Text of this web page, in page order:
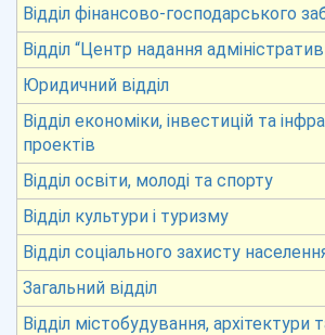
Відділ фінансово-господарського
Відділ “Центр надання
Юридичний відділ
Відділ економіки, інвестицій та
проектів
Відділ освіти, молоді та спорту
Відділ культури і туризму
Відділ соціального захисту
Загальний відділ
Відділ містобудування, архітектури